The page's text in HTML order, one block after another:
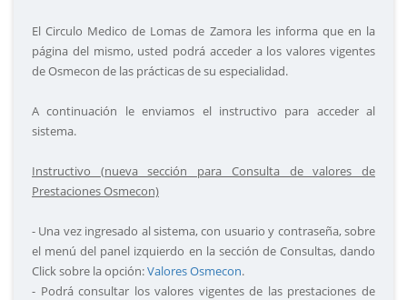
El Circulo Medico de Lomas de Zamora les informa que en la
página del mismo, usted podrá acceder a los valores vigentes
de Osmecon de las prácticas de su especialidad.
A continuación le enviamos el instructivo para acceder al
sistema.
Instructivo (nueva sección para Consulta de valores de
Prestaciones Osmecon)
- Una vez ingresado al sistema, con usuario y contraseña, sobre
el menú del panel izquierdo en la sección de Consultas, dando
Click sobre la opción:Valores Osmecon.
- Podrá consultar los valores vigentes de las prestaciones de